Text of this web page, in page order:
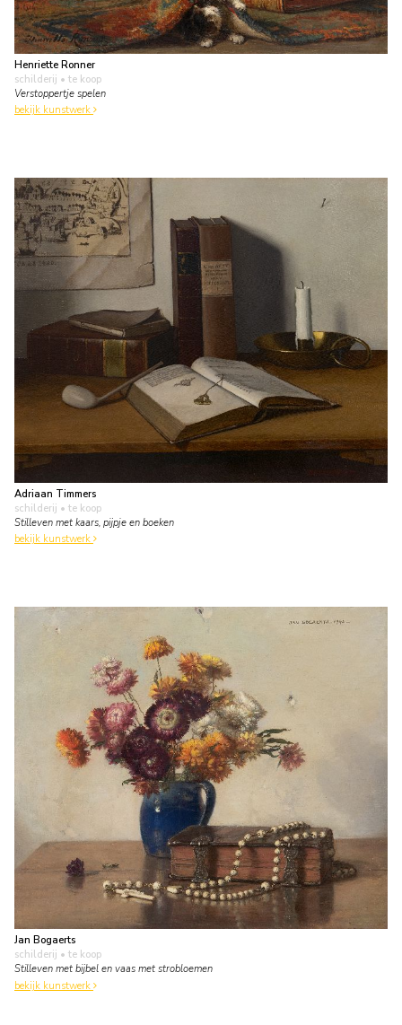
Henriette Ronner
schilderij • te koop
Verstoppertje spelen
bekijk kunstwerk
Adriaan Timmers
schilderij • te koop
Stilleven met kaars, pijpje en boeken
bekijk kunstwerk
Jan Bogaerts
schilderij • te koop
Stilleven met bijbel en vaas met strobloemen
bekijk kunstwerk